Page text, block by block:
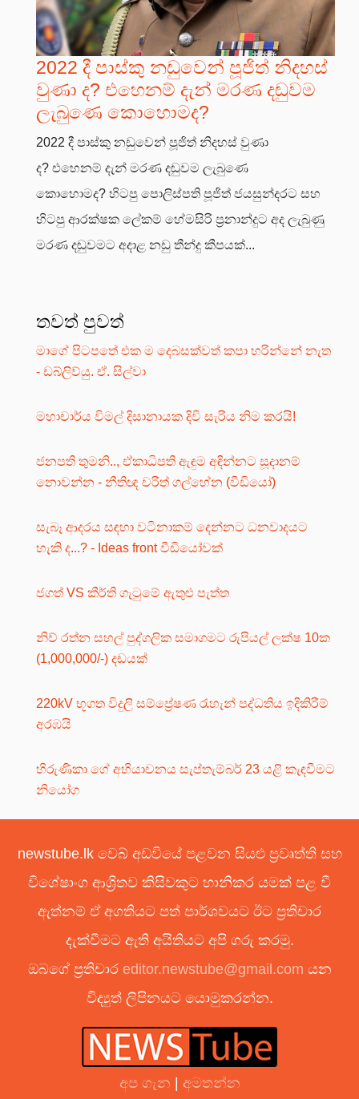
2022 දී පාස්කු නඩුවෙන් පූජිත් නිදහස්
වුණා ද? එහෙනම් දැන් මරණ දඬුවම
ලැබුණෙ කොහොමද?
2022 දී පාස්කු නඩුවෙන් පූජිත් නිදහස් වුණා
ද? එහෙනම් දැන් මරණ දඬුවම ලැබුණෙ
කොහොමද? හිටපු පොලිස්පති පූජිත් ජයසුන්දරට සහ
හිටපු ආරක්ෂක ලේකම් හේමසිරි ප්‍රනාන්දුට අද ලැබුණු
මරණ දඬුවමට අදාළ නඩු තීන්දු කීපයක්...
තවත් පුවත්
මාගේ පිටපතේ එක ම දෙබසක්වත් කපා හරින්නේ නැත
- ඩබ්ලිව්යු. ඒ. සිල්වා
මහාචාර්ය විමල් දිසානායක දිවි සැරිය නිම කරයි!
ජනපති තුමනි.., ඒකාධිපති ඇඳුම අඳින්නට සූදානම්
නොවන්න - නීතිඥ චරිත් ගල්හේන (වීඩියෝ)
සැබෑ ආදරය සඳහා වටිනාකම් දෙන්නට ධනවාදයට
හැකි ද...? - Ideas front වීඩියෝවක්
ජගත් VS කීර්ති ගැටුමේ ඇතුළු පැත්ත
නිව් රත්න සහල් පුද්ගලික සමාගමට රුපියල් ලක්ෂ 10ක
(1,000,000/-) දඩයක්
220kV භූගත විදුලි සම්ප්‍රේෂණ රැහැන් පද්ධතිය ඉදිකිරීම්
අරඹයි
හිරුණිකා ගේ අභියාචනය සැප්තැම්බර් 23 යළි කැඳවීමට
නියෝග
newstube.lk වෙබ් අඩවියේ පළවන සියළු ප්‍රවෘත්ති සහ
විශේෂාංග ආශ්‍රිතව කිසිවකුට හානිකර යමක් පළ වී
ඇත්නම් ඒ අගතියට පත් පාර්ශවයට ඊට ප්‍රතිචාර
දැක්වීමට ඇති අයිතියට අපි ගරු කරමු.
ඔබගේ ප්‍රතිචාර editor.newstube@gmail.com යන
විද්‍යුත් ලිපිනයට යොමුකරන්න.
අප ගැන අමතන්න